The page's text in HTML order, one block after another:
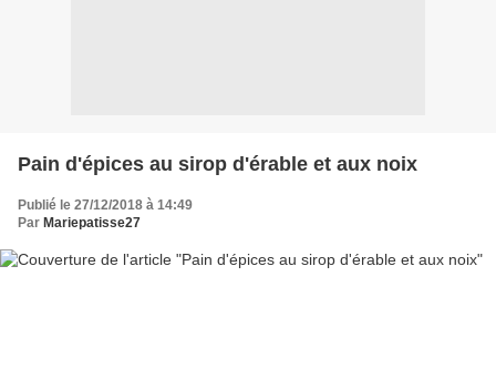
Pain d'épices au sirop d'érable et aux noix
Publié le 27/12/2018 à 14:49
Par Mariepatisse27